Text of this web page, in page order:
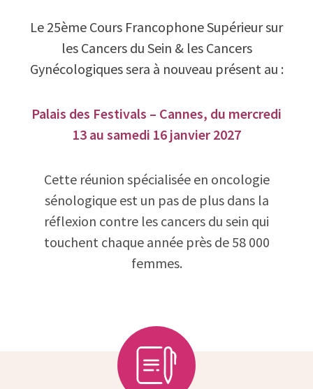
Le 25ème Cours Francophone Supérieur sur
les Cancers du Sein & les Cancers
Gynécologiques sera à nouveau présent au :
Palais des Festivals – Cannes, du mercredi
13 au samedi 16 janvier 2027
Cette réunion spécialisée en oncologie
sénologique est un pas de plus dans la
réflexion contre les cancers du sein qui
touchent chaque année près de 58 000
femmes.